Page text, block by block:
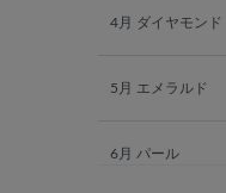
4月 ダイヤモンド
5月 エメラルド
6月 パール